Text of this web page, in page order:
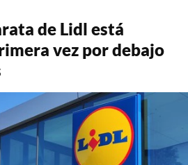
de Lidl está
vez por debajo